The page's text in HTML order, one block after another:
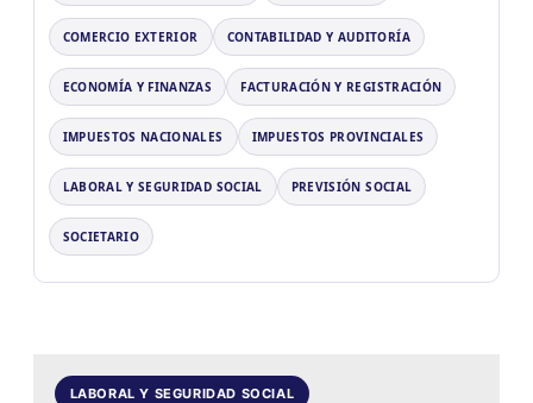
COMERCIO EXTERIOR CONTABILIDAD Y AUDITORÍA
ECONOMÍA Y FINANZAS FACTURACIÓN Y REGISTRACIÓN
IMPUESTOS NACIONALES IMPUESTOS PROVINCIALES
LABORAL Y SEGURIDAD SOCIAL PREVISIÓN SOCIAL
SOCIETARIO
LABORAL Y SEGURIDAD SOCIAL